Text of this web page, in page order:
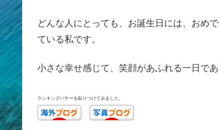
どんな人にとっても、お誕生日には、おめ
ている私です。
小さな幸せ感じて、笑顔があふれる一日で
ランキングバナーを貼りつけてみました。